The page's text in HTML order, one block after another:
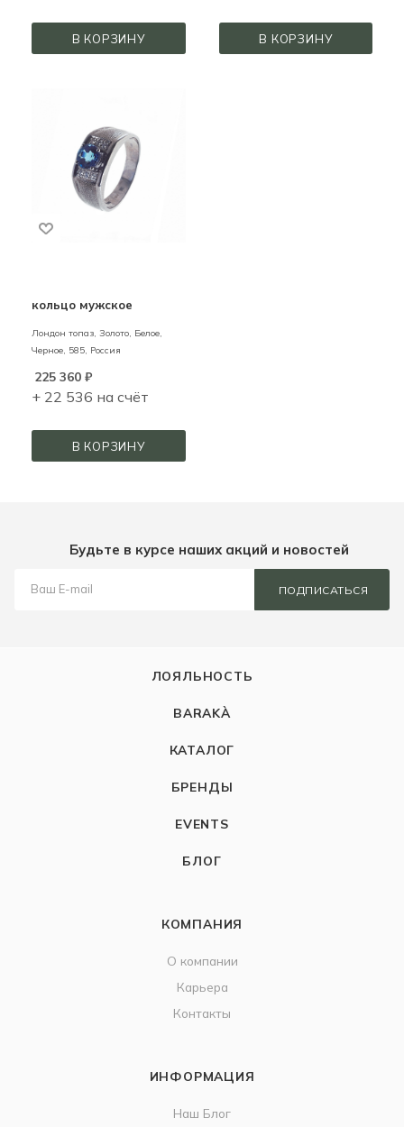
В КОРЗИНУ В КОРЗИНУ
кольцо мужское
Лондон топаз, Золото, Белое,
Черное, 585, Россия
225 360 ₽
+ 22 536 на счёт
В КОРЗИНУ
Будьте в курсе наших акций и новостей
ПОДПИСАТЬСЯ
ЛОЯЛЬНОСТЬ
BARAKÀ
КАТАЛОГ
БРЕНДЫ
EVENTS
БЛОГ
КОМПАНИЯ
О компании
Карьера
Контакты
ИНФОРМАЦИЯ
Наш Блог